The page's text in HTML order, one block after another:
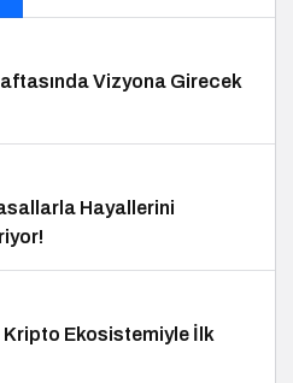
Vizyona Girecek
Hayallerini
Kripto Ekosistemiyle İlk